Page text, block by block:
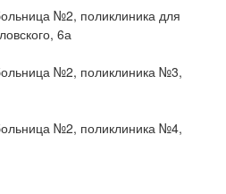
№2, поликлиника для
6а
№2, поликлиника №3,
№2, поликлиника №4,